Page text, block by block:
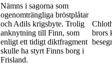
Nämns i sagorna som
ogenomträngliga bröstplåtar
och Adils krigsbyte. Trolig
anknytning till Finn, som
enligt ett tidigt diktfragment
skulle ha styrt Finns borg i
Frisland.
brors